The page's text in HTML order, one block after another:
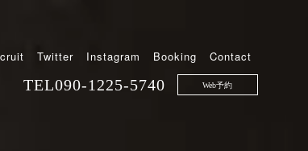
Twitter Instagram Booking Contact
TEL090-1225-5740 Web予約